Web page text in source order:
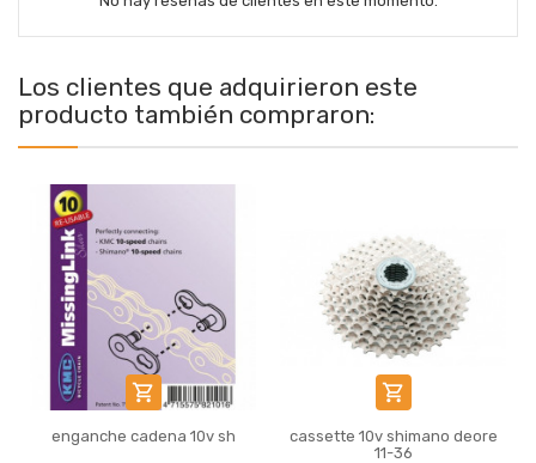
Los clientes que adquirieron este
producto también compraron:

enganche cadena 10v sh

cassette 10v shimano deore
11-36